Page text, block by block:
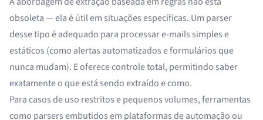
obsoleta — ela é útil em situações específicas. Um parser
desse tipo é adequado para processar e-mails simples e
estáticos (como alertas automatizados e formulários que
nunca mudam). E oferece controle total, permitindo saber
exatamente o que está sendo extraído e como.
Para casos de uso restritos e pequenos volumes, ferramentas
como parsers embutidos em plataformas de automação ou